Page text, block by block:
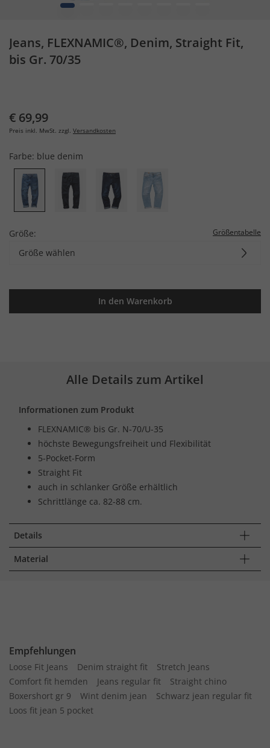
1
Jeans, FLEXNAMIC®, Denim, Straight Fit,
bis Gr. 70/35
€ 69,99
Preis inkl. MwSt. zzgl. Versandkosten
Farbe: blue denim
Größe: Größentabelle
Größe wählen
In den Warenkorb
Alle Details zum Artikel
Informationen zum Produkt
FLEXNAMIC® bis Gr. N-70/U-35
höchste Bewegungsfreiheit und Flexibilität
5-Pocket-Form
Straight Fit
auch in schlanker Größe erhältlich
Schrittlänge ca. 82-88 cm.
Details
Material
Empfehlungen
Loose Fit Jeans Denim straight fit
Stretch Jeans
Comfort fit hemden
Jeans regular fit
Straight chino
Boxershort gr 9
Wint denim jean
Schwarz jean regular fit
Loos fit jean 5 pocket